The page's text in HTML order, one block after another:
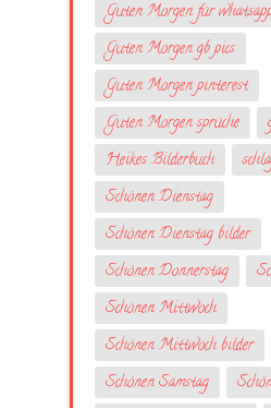
Guten Morgen für
Guten Morgen gb pics
Guten Morgen pinterest
Guten Morgen sprüche
Heikes Bilderbuch
Schönen Dienstag
Schönen Dienstag bilder
Schönen Donnerstag
Schönen Mittwoch
Schönen Mittwoch bilder
Schönen Samstag